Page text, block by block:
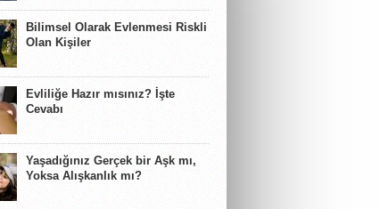
Bilimsel Olarak Evlenmesi Riskli
Olan Kişiler
Evliliğe Hazır mısınız? İşte
Cevabı
Yaşadığınız Gerçek bir Aşk mı,
Yoksa Alışkanlık mı?